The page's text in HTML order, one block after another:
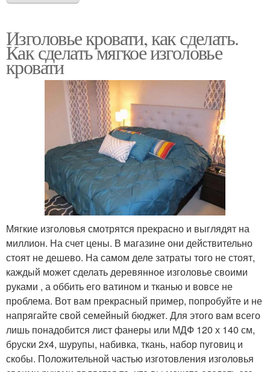
Изголовье кровати, как сделать.
Как сделать мягкое изголовье
кровати
Мягкие изголовья смотрятся прекрасно и выглядят на
миллион. На счет цены. В магазине они действительно
стоят не дешево. На самом деле затраты того не стоят,
каждый может сделать деревянное изголовье своими
руками , а оббить его ватином и тканью и вовсе не
проблема. Вот вам прекрасный пример, попробуйте и не
напрягайте свой семейный бюджет. Для этого вам всего
лишь понадобится лист фанеры или МДФ 120 х 140 см,
бруски 2x4, шурупы, набивка, ткань, набор пуговиц и
скобы. Положительной частью изготовления изголовья